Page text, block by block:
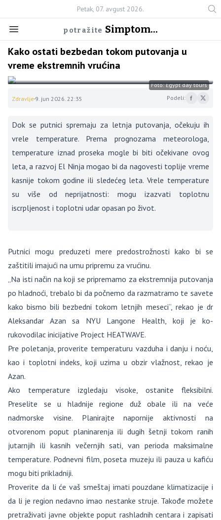
Petak, 07. avgust 2026.
potražite Simptom...
Kako ostati bezbedan tokom putovanja u
vreme ekstremnih vrućina
Foto: Egypt day tours
Zdravlje 9. jun 2026. 22:35 Podeli:
Dok se putnici spremaju za letnja putovanja, očekuju ih
vrele temperature. Prema prognozama meteorologa,
temperature iznad proseka mogle bi biti očekivane ovog
leta, a razvoj El Ninja mogao bi da nagovesti toplije vreme
kasnije tokom godine ili sledećeg leta. Vrele temperature
su više od neprijatnosti: mogu izazvati toplotnu
iscrpljenost i toplotni udar opasan po život.
Putnici mogu preduzeti mere predostrožnosti kako bi se
zaštitili imajući na umu pripremu za vrućinu.
„Na isti način na koji se pripremamo za ekstremnija putovanja
po hladnoći, trebalo bi da počnemo da razmatramo te savete
kako bismo bili bezbedni tokom letnjih meseci“, rekao je dr
Aleksandar Azan sa NYU Langone Health, koji je ko-
rukovodilac inicijative Project HEATWAVE.
Pre poletanja, proverite temperaturu vazduha i danju i noću,
kao i toplotni indeks, koji uzima u obzir vlažnost, rekao je
Azan.
Ako temperature izgledaju visoke, ostanite fleksibilni.
Preselite se u hladnije regione duž obale ili na veće
nadmorske visine. Planirajte napornije aktivnosti na
otvorenom poput planinarenja ili dugih šetnji tokom ranih
jutarnjih ili kasnih večernjih sati, van perioda maksimalne
temperature. Podnevni film, poseta muzeju ili pauza u kafiću
mogu biti prikladniji.
Proverite da li će vaš smeštaj imati pouzdane klimatizacije i
da li je region nedavno imao nestanke struje. Takođe možete
pretraživati javne objekte poput rashladnih centara i zapisati